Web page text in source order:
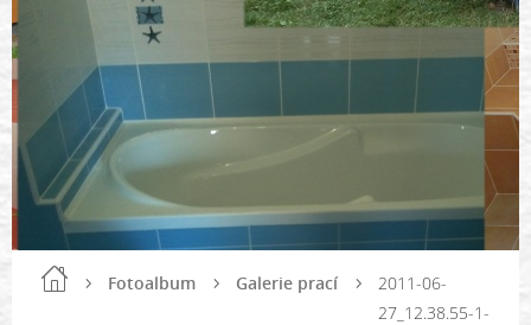
Fotoalbum Galerie prací
2011-06-
27_12.38.55-1-